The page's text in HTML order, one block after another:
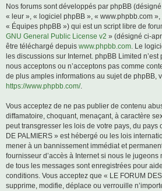
Nos forums sont développés par phpBB
« leur », « logiciel phpBB », « www.phpbb.com
« Équipes phpBB ») qui est un script libre de
GNU General Public License v2 » (désigné ci-
être téléchargé depuis www.phpbb.com. Le
les discussions sur Internet. phpBB Limited
nous acceptons ou n’acceptons pas comme
de plus amples informations au sujet de phpBB,
https://www.phpbb.com/.
Vous acceptez de ne pas publier de contenu
diffamatoire, choquant, menaçant, à caractère
peut transgresser les lois de votre pays, du pays
DE PALMIERS » est hébergé ou les lois
mener à un bannissement immédiat et
fournisseur d’accès à Internet si nous le
de tous les messages sont enregistrées pour
conditions. Vous acceptez que « LE FORUM
supprime, modifie, déplace ou verrouille